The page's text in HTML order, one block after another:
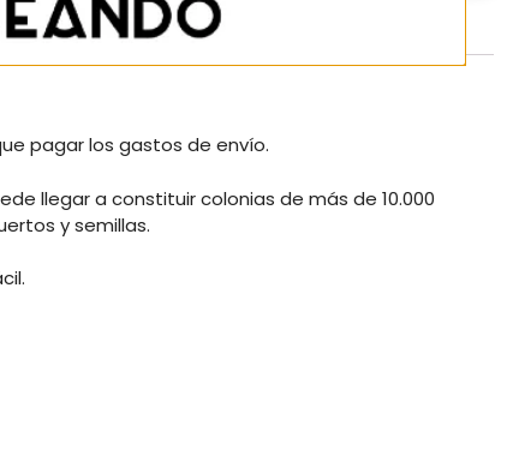
pagar los gastos de envío.
llegar a constituir colonias de más de 10.000
y semillas.